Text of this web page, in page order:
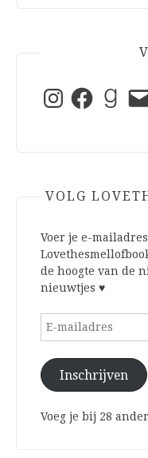
InstagramFacebook
E-
mail
VOLG
Voer je e-
de hoogte van de
nieuwtjes ♥
E-
Inschrijven
Voeg je bij 28